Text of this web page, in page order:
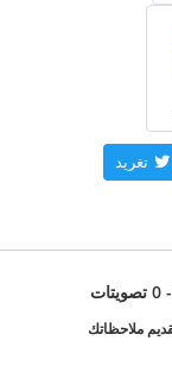
تغريد
ملاحظاتك